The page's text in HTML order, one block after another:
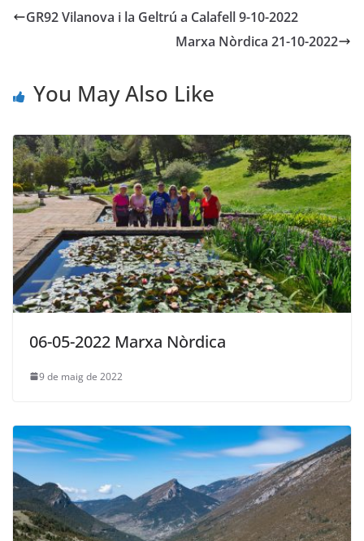
GR92 Vilanova i la Geltrú a Calafell 9-10-2022
Marxa Nòrdica 21-10-2022
You May Also Like
06-05-2022 Marxa Nòrdica
9 de maig de 2022